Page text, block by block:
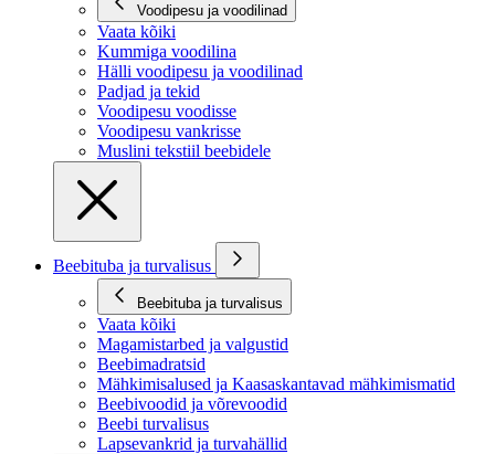
Voodipesu ja voodilinad
Vaata kõiki
Kummiga voodilina
Hälli voodipesu ja voodilinad
Padjad ja tekid
Voodipesu voodisse
Voodipesu vankrisse
Muslini tekstiil beebidele
Beebituba ja turvalisus
Beebituba ja turvalisus
Vaata kõiki
Magamistarbed ja valgustid
Beebimadratsid
Mähkimisalused ja Kaasaskantavad mähkimismatid
Beebivoodid ja võrevoodid
Beebi turvalisus
Lapsevankrid ja turvahällid